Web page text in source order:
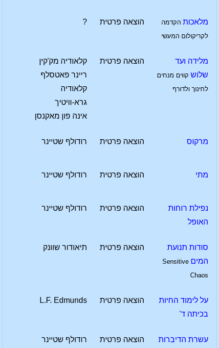
מלאכות הקדמה
לקריקולום המעשי
הוצאה פרטית ?
מלידה ועד
שלוש קווים מנחים
לחינוך ולדורף
הוצאה פרטית
קלאודיה מק'קין
ריינר פאטסלף
קלאודיה
גרא-וויטיך
אינה פון מאקנסן
מרקוס הוצאה פרטית רודולף שטיינר
מתי הוצאה פרטית רודולף שטיינר
נפילת רוחות
האופל
הוצאה פרטית רודולף שטיינר
סודות תנועת
המים Sensitive
Chaos
הוצאה פרטית תיאודור שוונק
על לימוד החיות
בכיתה ד'
הוצאה פרטית L.F. Edmunds
עשרת הדיברות הוצאה פרטית רודולף שטיינר